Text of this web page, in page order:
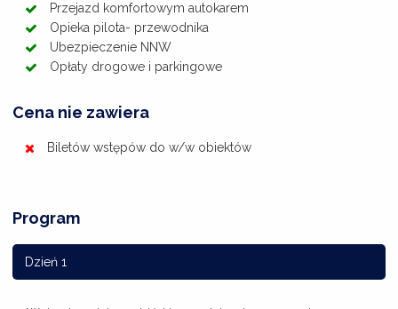
Przejazd komfortowym autokarem
Opieka pilota- przewodnika
Ubezpieczenie NNW
Opłaty drogowe i parkingowe
Cena nie zawiera
Biletów wstępów do w/w obiektów
Program
Dzień 1